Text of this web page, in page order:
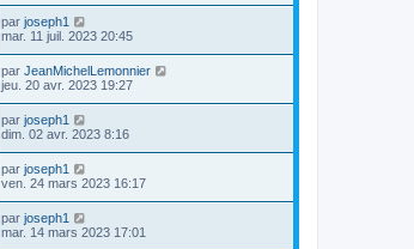
par joseph1
mar. 11 juil. 2023 20:45
par JeanMichelLemonnier
jeu. 20 avr. 2023 19:27
par joseph1
dim. 02 avr. 2023 8:16
par joseph1
ven. 24 mars 2023 16:17
par joseph1
mar. 14 mars 2023 17:01